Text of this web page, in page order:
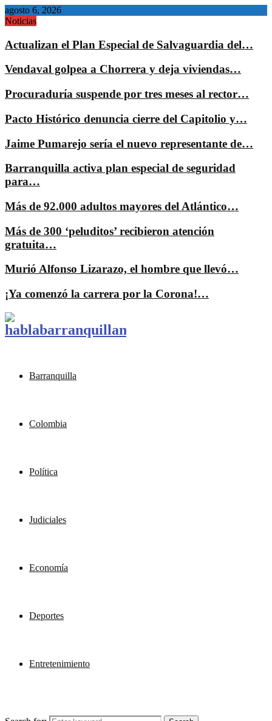
agosto 6, 2026
Noticias
Actualizan el Plan Especial de Salvaguardia del…
Vendaval golpea a Chorrera y deja viviendas…
Procuraduría suspende por tres meses al rector…
Pacto Histórico denuncia cierre del Capitolio y…
Jaime Pumarejo sería el nuevo representante de…
Barranquilla activa plan especial de seguridad
para…
Más de 92.000 adultos mayores del Atlántico…
Más de 300 ‘peluditos’ recibieron atención
gratuita…
Murió Alfonso Lizarazo, el hombre que llevó…
¡Ya comenzó la carrera por la Corona!…
Barranquilla
Colombia
Política
Judiciales
Economía
Deportes
Entretenimiento